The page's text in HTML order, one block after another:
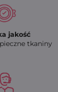
jakość
tkaniny